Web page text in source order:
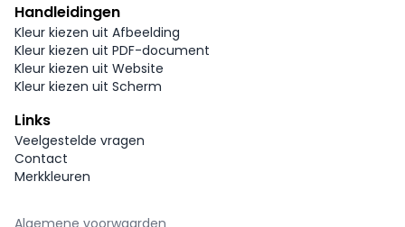
Handleidingen
Kleur kiezen uit Afbeelding
Kleur kiezen uit PDF-document
Kleur kiezen uit Website
Kleur kiezen uit Scherm
Links
Veelgestelde vragen
Contact
Merkkleuren
Algemene voorwaarden